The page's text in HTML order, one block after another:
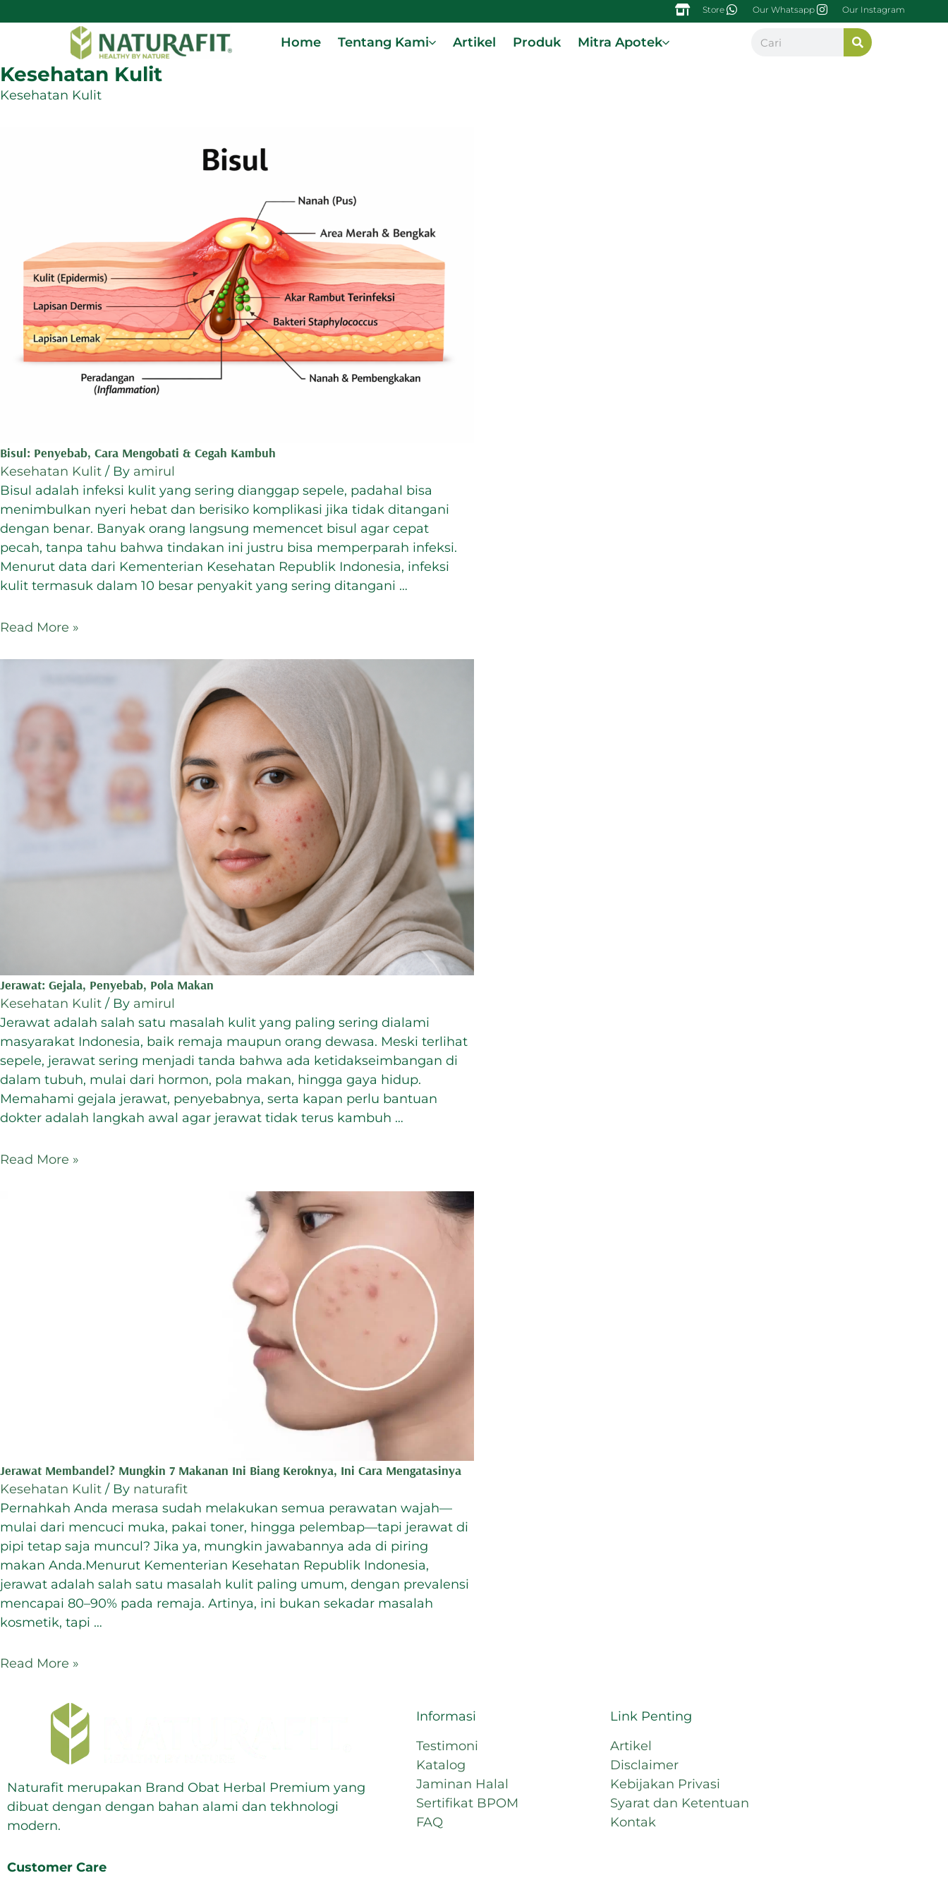
Store Our Whatsapp Our Instagram
Home Tentang Kami Artikel Produk Mitra Apotek
Kesehatan Kulit
Kesehatan Kulit
Bisul: Penyebab, Cara Mengobati & Cegah Kambuh
Kesehatan Kulit / By amirul
Bisul adalah infeksi kulit yang sering dianggap sepele, padahal bisa
menimbulkan nyeri hebat dan berisiko komplikasi jika tidak ditangani
dengan benar. Banyak orang langsung memencet bisul agar cepat
pecah, tanpa tahu bahwa tindakan ini justru bisa memperparah infeksi.
Menurut data dari Kementerian Kesehatan Republik Indonesia, infeksi
kulit termasuk dalam 10 besar penyakit yang sering ditangani …
Read More »
Jerawat: Gejala, Penyebab, Pola Makan
Kesehatan Kulit / By amirul
Jerawat adalah salah satu masalah kulit yang paling sering dialami
masyarakat Indonesia, baik remaja maupun orang dewasa. Meski terlihat
sepele, jerawat sering menjadi tanda bahwa ada ketidakseimbangan di
dalam tubuh, mulai dari hormon, pola makan, hingga gaya hidup.
Memahami gejala jerawat, penyebabnya, serta kapan perlu bantuan
dokter adalah langkah awal agar jerawat tidak terus kambuh …
Read More »
Jerawat Membandel? Mungkin 7 Makanan Ini Biang Keroknya, Ini Cara Mengatasinya
Kesehatan Kulit / By naturafit
Pernahkah Anda merasa sudah melakukan semua perawatan wajah—
mulai dari mencuci muka, pakai toner, hingga pelembap—tapi jerawat di
pipi tetap saja muncul? Jika ya, mungkin jawabannya ada di piring
makan Anda.Menurut Kementerian Kesehatan Republik Indonesia,
jerawat adalah salah satu masalah kulit paling umum, dengan prevalensi
mencapai 80–90% pada remaja. Artinya, ini bukan sekadar masalah
kosmetik, tapi …
Read More »
Naturafit merupakan Brand Obat Herbal Premium yang
dibuat dengan dengan bahan alami dan tekhnologi
modern.
Customer Care
Informasi
Testimoni
Katalog
Jaminan Halal
Sertifikat BPOM
FAQ
Link Penting
Artikel
Disclaimer
Kebijakan Privasi
Syarat dan Ketentuan
Kontak